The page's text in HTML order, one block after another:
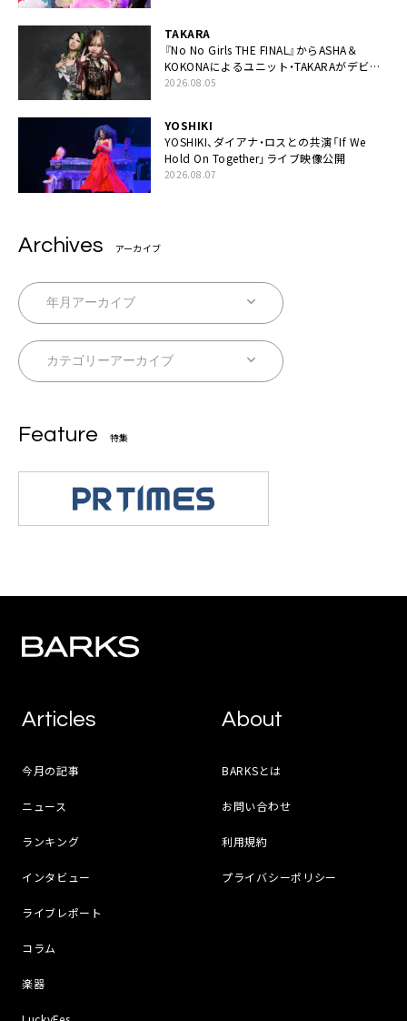
TAKARA
『No No Girls THE FINAL』からASHA＆
KOKONAによるユニット・TAKARAがデビュ
ー
2026.08.05
YOSHIKI
YOSHIKI、ダイアナ・ロスとの共演「If We
Hold On Together」ライブ映像公開
2026.08.07
Archives アーカイブ
Feature 特集
Articles
今月の記事
ニュース
ランキング
インタビュー
ライブレポート
コラム
楽器
About
BARKSとは
お問い合わせ
利用規約
プライバシーポリシー